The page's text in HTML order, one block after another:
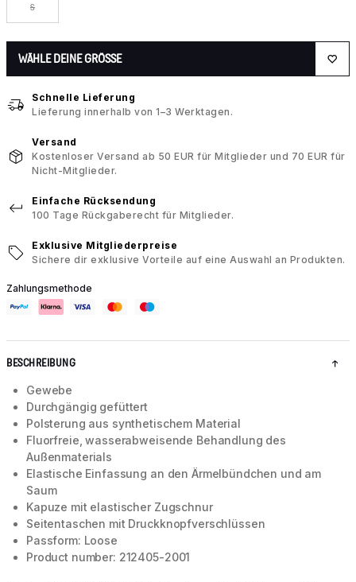
S
WÄHLE DEINE GRÖSSE
Schnelle Lieferung
Lieferung innerhalb von 1–3 Werktagen.
Versand
Kostenloser Versand ab 50 EUR für Mitglieder und 70 EUR für
Nicht-Mitglieder.
Einfache Rücksendung
100 Tage Rückgaberecht für Mitglieder.
Exklusive Mitgliederpreise
Sichere dir exklusive Vorteile auf eine Auswahl an Produkten.
Zahlungsmethode
BESCHREIBUNG
Gewebe
Durchgängig gefüttert
Polsterung aus synthetischem Material
Fluorfreie, wasserabweisende Behandlung des
Außenmaterials
Elastische Einfassung an den Ärmelbündchen und am
Saum
Kapuze mit elastischer Zugschnur
Seitentaschen mit Druckknopfverschlüssen
Passform: Loose
Product number: 212405-2001